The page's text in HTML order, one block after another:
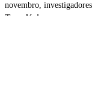
novembro,
Tecnológica
, para uma
A sessão contou com a
e Líder da Plataforma
Doutorando na mesma
as principais linhas de